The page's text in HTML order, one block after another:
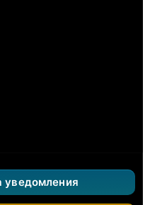
уведомления